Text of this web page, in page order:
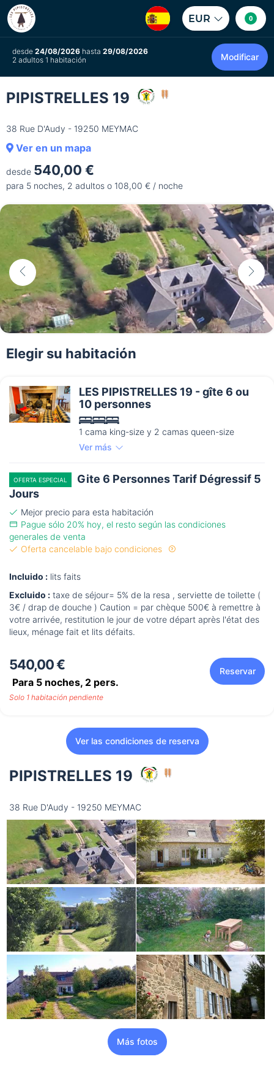
EUR 0
desde 24/08/2026 hasta 29/08/2026
2 adultos 1 habitación
Modificar
PIPISTRELLES 19
38 Rue D'Audy - 19250 MEYMAC
Ver en un mapa
desde 540,00 €
para 5 noches, 2 adultos o 108,00 € / noche
Elegir su habitación
LES PIPISTRELLES 19 - gîte 6 ou
10 personnes
1 cama king-size y 2 camas queen-size
Ver más
OFERTA ESPECIAL
Gite 6 Personnes Tarif Dégressif 5
Jours
Mejor precio para esta habitación
Pague sólo 20% hoy, el resto según las condiciones
generales de venta
Oferta cancelable bajo condiciones
Incluido : lits faits
Excluido : taxe de séjour= 5% de la resa , serviette de toilette (
3€ / drap de douche ) Caution = par chèque 500€ à remettre à
votre arrivée, restitution le jour de votre départ après l'état des
lieux, ménage fait et lits défaits.
540,00 €
Para 5 noches, 2 pers.
Reservar
Solo 1 habitación pendiente
Ver las condiciones de reserva
PIPISTRELLES 19
38 Rue D'Audy - 19250 MEYMAC
Más fotos